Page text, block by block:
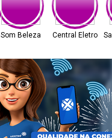
Som Beleza Central Eletro